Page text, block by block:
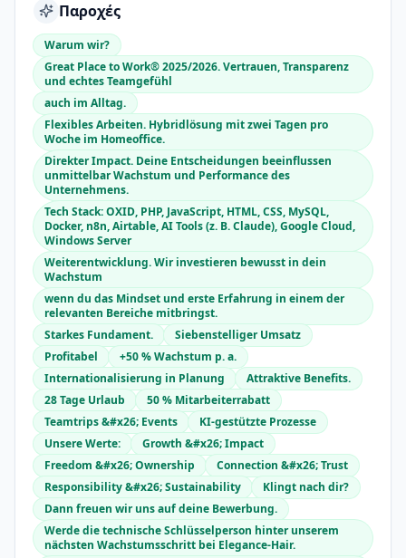
Παροχές
Warum wir?
Great Place to Work® 2025/2026. Vertrauen, Transparenz
und echtes Teamgefühl
auch im Alltag.
Flexibles Arbeiten. Hybridlösung mit zwei Tagen pro
Woche im Homeoffice.
Direkter Impact. Deine Entscheidungen beeinflussen
unmittelbar Wachstum und Performance des
Unternehmens.
Tech Stack: OXID, PHP, JavaScript, HTML, CSS, MySQL,
Docker, n8n, Airtable, AI Tools (z. B. Claude), Google Cloud,
Windows Server
Weiterentwicklung. Wir investieren bewusst in dein
Wachstum
wenn du das Mindset und erste Erfahrung in einem der
relevanten Bereiche mitbringst.
Starkes Fundament.
Siebenstelliger Umsatz
Profitabel
+50 % Wachstum p. a.
Internationalisierung in Planung
Attraktive Benefits.
28 Tage Urlaub
50 % Mitarbeiterrabatt
Teamtrips &#x26; Events
KI-gestützte Prozesse
Unsere Werte:
Growth &#x26; Impact
Freedom &#x26; Ownership
Connection &#x26; Trust
Responsibility &#x26; Sustainability
Klingt nach dir?
Dann freuen wir uns auf deine Bewerbung.
Werde die technische Schlüsselperson hinter unserem
nächsten Wachstumsschritt bei Elegance-Hair.